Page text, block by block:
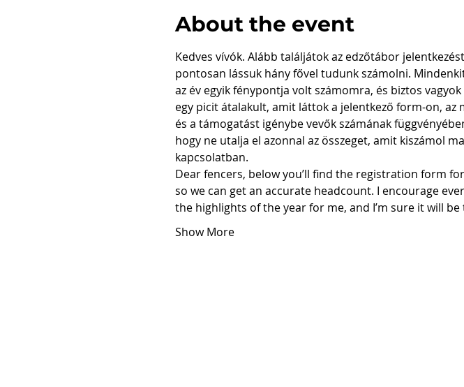
About the event
Kedves vívók. Alább találjátok az edzőtábor
pontosan lássuk hány fővel tudunk számolni.
az év egyik fénypontja volt számomra, és biztos
egy picit átalakult, amit láttok a jelentkező form-on,
és a támogatást igénybe vevők számának
hogy ne utalja el azonnal az összeget, amit kiszámol
kapcsolatban.
Dear fencers, below you’ll find the registration form
so we can get an accurate headcount. I encourage
the highlights of the year for me, and I’m sure it will
Show More